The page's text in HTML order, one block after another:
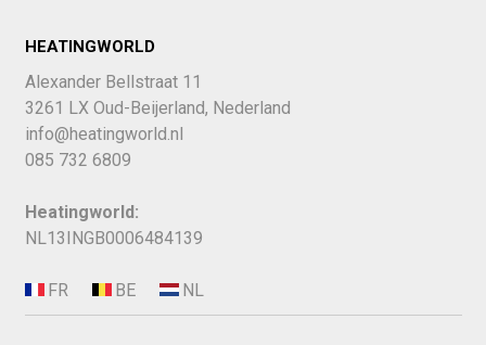
HEATINGWORLD
Alexander Bellstraat 11
3261 LX Oud-Beijerland, Nederland
info@heatingworld.nl
085 732 6809
Heatingworld:
NL13INGB0006484139